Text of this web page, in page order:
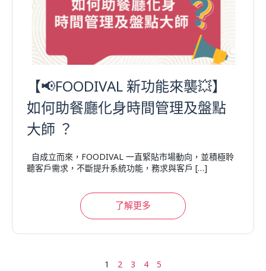
【📢FOODIVAL 新功能來襲💥】
如何助餐廳化身時間管理及盤點
大師 ？
自成立而來，FOODIVAL 一直緊貼市場動向，並積極聆
聽客戶需求，不斷提升系統功能，務求與客戶 […]
了解更多
1 2 3 4 5